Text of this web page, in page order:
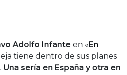
Adolfo Infante en «En
tiene dentro de sus planes
Una sería en España y otra en